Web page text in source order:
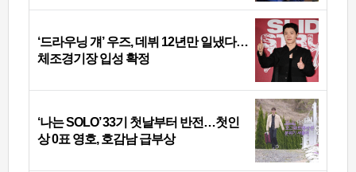
‘드라우닝 걔’ 우즈, 데뷔 12년만 일냈다…
체조경기장 입성 확정
‘나는 SOLO’ 33기 첫날부터 반전…첫인
상 0표 영호, 호감남 급부상